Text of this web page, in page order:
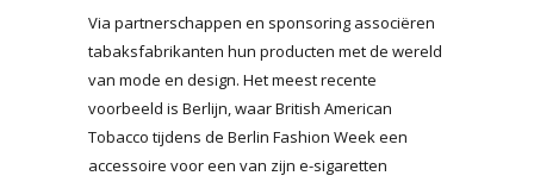
Via partnerschappen en sponsoring associëren
tabaksfabrikanten hun producten met de wereld
van mode en design. Het meest recente
voorbeeld is Berlijn, waar British American
Tobacco tijdens de Berlin Fashion Week een
accessoire voor een van zijn e-sigaretten